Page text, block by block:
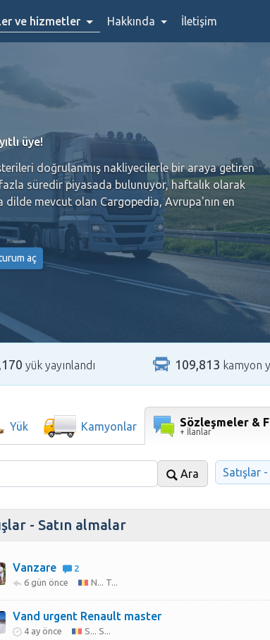
ve hizmetler Hakkında İletişim
nakliyecilerle bir araya getiren
bulunuyor, haftalık olarak
Avrupa'nın en
Yüksek
Bizim için birinci
Tüzel kişilere
doğrulanmış
borsalarında
kapsamlı bir dizi
aç
yük yayınlandı 109,813 kamyon
Yük Kamyonlar Sözleşmeler &
+ İlanlar
Ara Satışlar
- Satın almalar
Vanzare
2
6 gün önce
N... T...
Vand urgent Renault master
4 ay önce S... S...